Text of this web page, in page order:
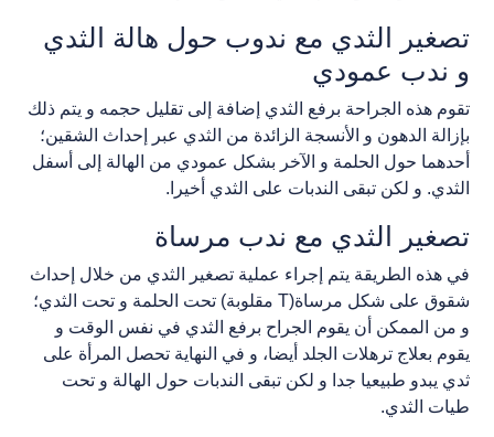
تصغير الثدي مع ندوب حول هالة الثدي
و ندب عمودي
تقوم هذه الجراحة برفع الثدي إضافة إلى تقليل حجمه و يتم ذلك
بإزالة الدهون و الأنسجة الزائدة من الثدي عبر إحداث الشقين؛
أحدهما حول الحلمة و الآخر بشكل عمودي من الهالة إلى أسفل
الثدي. و لكن تبقى الندبات على الثدي أخيرا.
تصغير الثدي مع ندب مرساة
في هذه الطريقة يتم إجراء عملية تصغير الثدي من خلال إحداث
شقوق على شكل مرساة(T مقلوبة) تحت الحلمة و تحت الثدي؛
و من الممكن أن يقوم الجراح برفع الثدي في نفس الوقت و
يقوم بعلاج ترهلات الجلد أيضا، و في النهاية تحصل المرأة على
ثدي يبدو طبيعيا جدا و لكن تبقى الندبات حول الهالة و تحت
طيات الثدي.